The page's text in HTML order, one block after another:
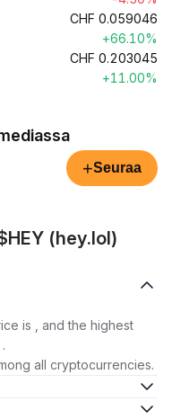
CHF 0.059046
+66.10%
CHF 0.203045
+11.00%
+Seuraa
(hey.lol)
is , and the highest
all cryptocurrencies.